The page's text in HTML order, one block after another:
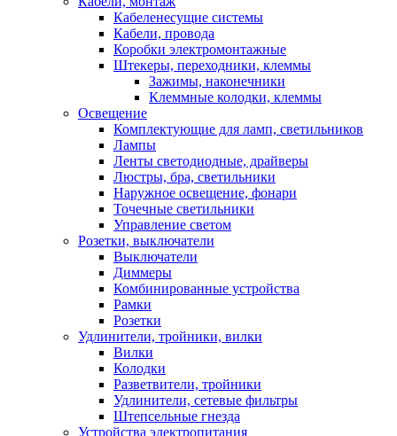
Кабеленесущие системы
Кабели, провода
Коробки электромонтажные
Штекеры, переходники, клеммы
Зажимы, наконечники
Клеммные колодки, клеммы
Освещение
Комплектующие для ламп, светильников
Лампы
Ленты светодиодные, драйверы
Люстры, бра, светильники
Наружное освещение, фонари
Точечные светильники
Управление светом
Розетки, выключатели
Выключатели
Диммеры
Комбинированные устройства
Рамки
Розетки
Удлинители, тройники, вилки
Вилки
Колодки
Разветвители, тройники
Удлинители, сетевые фильтры
Штепсельные гнезда
Устройства электропитания